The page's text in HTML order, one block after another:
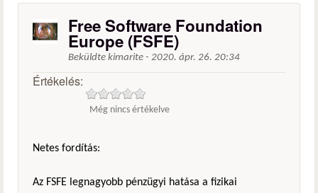
Free Software Foundation
Europe (FSFE)
Beküldte kimarite - 2020. ápr. 26. 20:34
Értékelés:
Még nincs értékelve
Netes fordítás:
Az FSFE legnagyobb pénzügyi hatása a fizikai